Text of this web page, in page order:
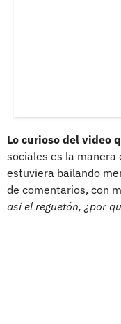
Lo curioso del video
sociales es la manera
estuviera bailando
de comentarios, con
así el reguetón, ¿por